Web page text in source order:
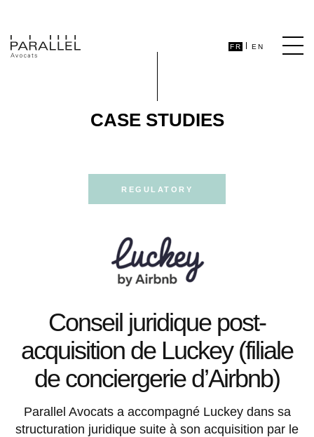
FR EN
CASE STUDIES
REGULATORY
Conseil juridique post-
acquisition de Luckey (filiale
de conciergerie d’Airbnb)
Parallel Avocats a accompagné Luckey dans sa
structuration juridique suite à son acquisition par le